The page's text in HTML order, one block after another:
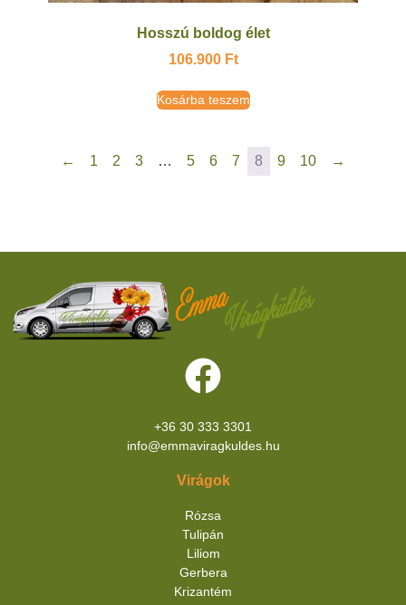
Hosszú boldog élet
106.900 Ft
Kosárba teszem
← 1 2 3 … 5 6 7 8 9 10 →
+36 30 333 3301
info@emmaviragkuldes.hu
Virágok
Rózsa
Tulipán
Liliom
Gerbera
Krizantém